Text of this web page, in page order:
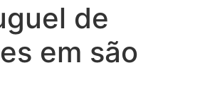
de
em são